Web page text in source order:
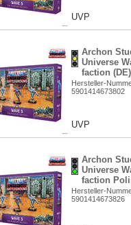
UVP
Archon
Universe
faction
Hersteller-
5901414673802
UVP
Archon
Universe
faction
Hersteller-
5901414673826